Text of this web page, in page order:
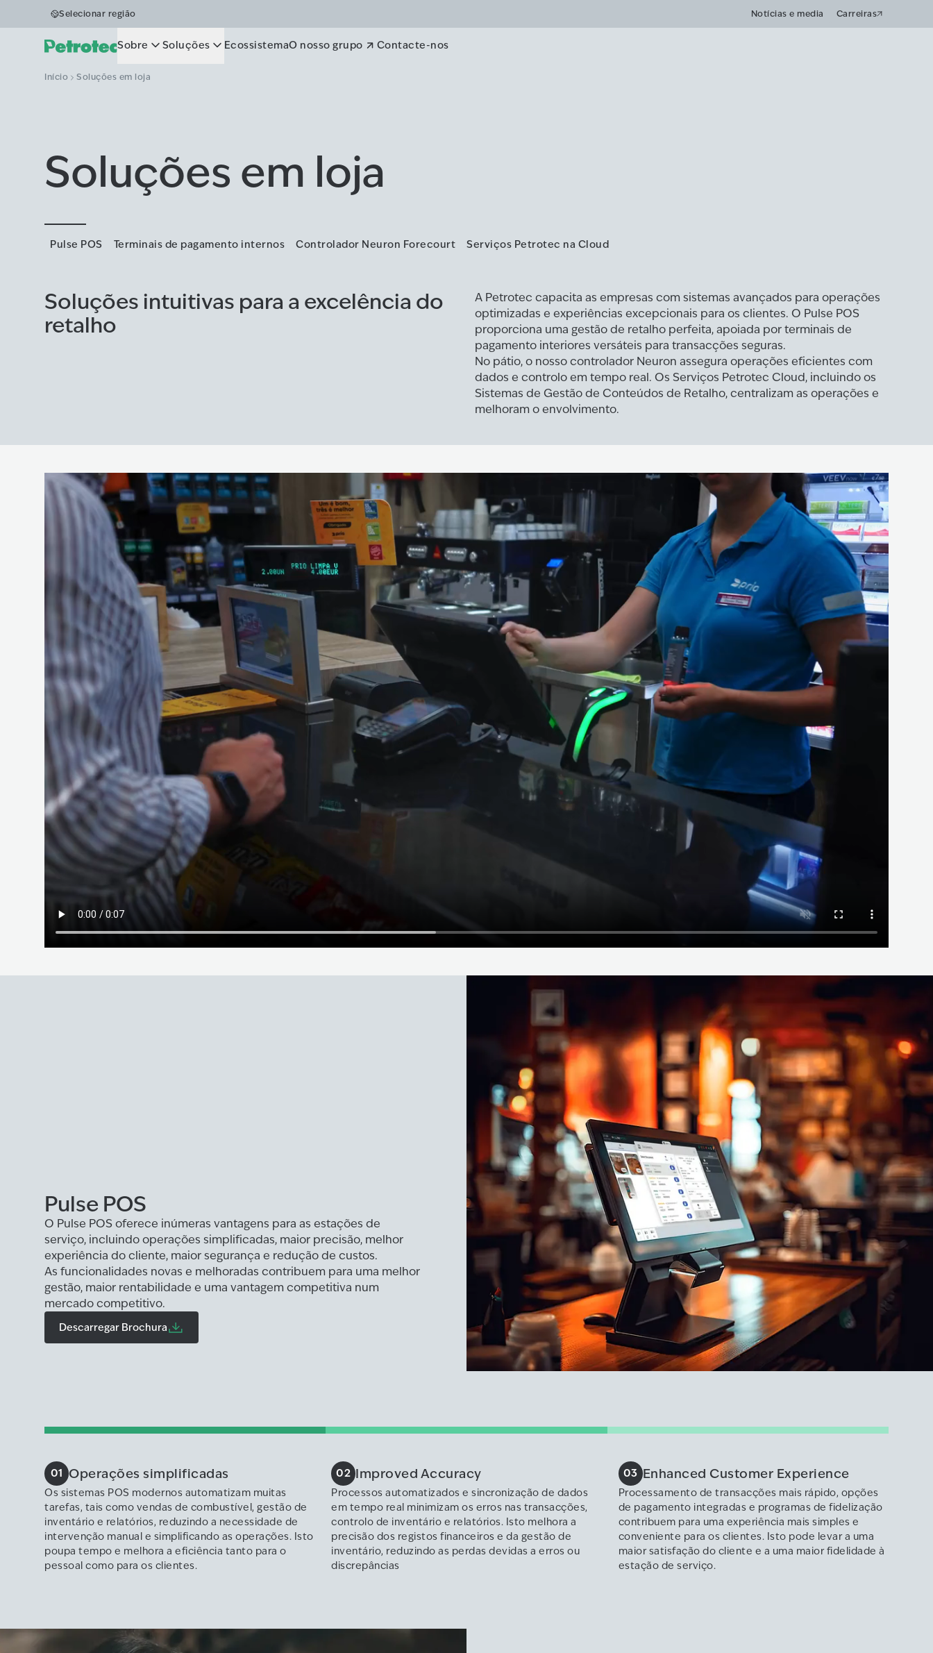
Selecionar região Notícias e media Carreiras
Sobre Soluções EcossistemaO nosso grupo Contacte-nos
Início Soluções em loja
Soluções em loja
Pulse POS Terminais de pagamento internos Controlador Neuron Forecourt Serviços Petrotec na Cloud
Soluções intuitivas para a excelência do
retalho
A Petrotec capacita as empresas com sistemas avançados para operações
optimizadas e experiências excepcionais para os clientes. O Pulse POS
proporciona uma gestão de retalho perfeita, apoiada por terminais de
pagamento interiores versáteis para transacções seguras.
No pátio, o nosso controlador Neuron assegura operações eficientes com
dados e controlo em tempo real. Os Serviços Petrotec Cloud, incluindo os
Sistemas de Gestão de Conteúdos de Retalho, centralizam as operações e
melhoram o envolvimento.
Pulse POS
O Pulse POS oferece inúmeras vantagens para as estações de
serviço, incluindo operações simplificadas, maior precisão, melhor
experiência do cliente, maior segurança e redução de custos.
As funcionalidades novas e melhoradas contribuem para uma melhor
gestão, maior rentabilidade e uma vantagem competitiva num
mercado competitivo.
Descarregar Brochura
01 Operações simplificadas
Os sistemas POS modernos automatizam muitas
tarefas, tais como vendas de combustível, gestão de
inventário e relatórios, reduzindo a necessidade de
intervenção manual e simplificando as operações. Isto
poupa tempo e melhora a eficiência tanto para o
pessoal como para os clientes.
02 Improved Accuracy
Processos automatizados e sincronização de dados
em tempo real minimizam os erros nas transacções,
controlo de inventário e relatórios. Isto melhora a
precisão dos registos financeiros e da gestão de
inventário, reduzindo as perdas devidas a erros ou
discrepâncias
03 Enhanced Customer Experience
Processamento de transacções mais rápido, opções
de pagamento integradas e programas de fidelização
contribuem para uma experiência mais simples e
conveniente para os clientes. Isto pode levar a uma
maior satisfação do cliente e a uma maior fidelidade à
estação de serviço.